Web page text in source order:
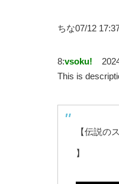
ちな07/12
8:vsoku!
This is
【伝説の
】